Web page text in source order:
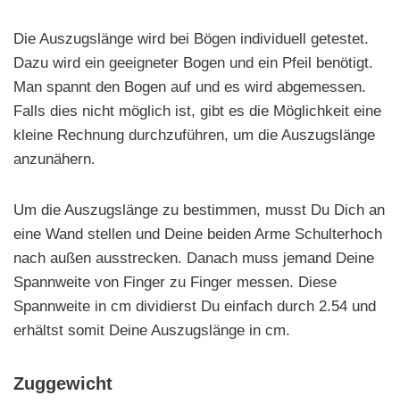
Die Auszugslänge wird bei Bögen individuell getestet.
Dazu wird ein geeigneter Bogen und ein Pfeil benötigt.
Man spannt den Bogen auf und es wird abgemessen.
Falls dies nicht möglich ist, gibt es die Möglichkeit eine
kleine Rechnung durchzuführen, um die Auszugslänge
anzunähern.
Um die Auszugslänge zu bestimmen, musst Du Dich an
eine Wand stellen und Deine beiden Arme Schulterhoch
nach außen ausstrecken. Danach muss jemand Deine
Spannweite von Finger zu Finger messen. Diese
Spannweite in cm dividierst Du einfach durch 2.54 und
erhältst somit Deine Auszugslänge in cm.
Zuggewicht